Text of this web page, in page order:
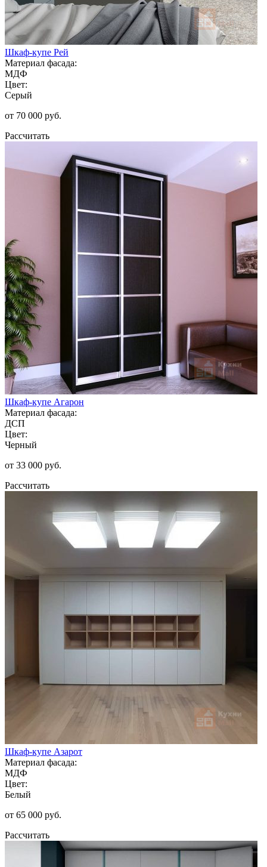
Шкаф-купе Рей
Материал фасада:
МДФ
Цвет:
Серый
от 70 000 руб.
Рассчитать
Шкаф-купе Агарон
Материал фасада:
ДСП
Цвет:
Черный
от 33 000 руб.
Рассчитать
Шкаф-купе Азарот
Материал фасада:
МДФ
Цвет:
Белый
от 65 000 руб.
Рассчитать